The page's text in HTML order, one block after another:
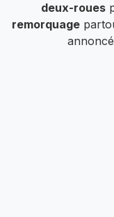
deux-roues
remorquage